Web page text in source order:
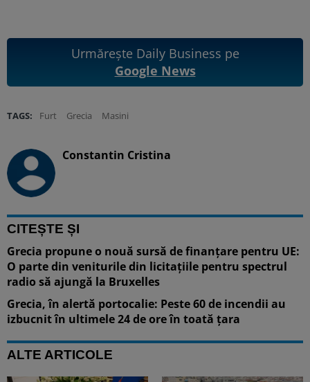
Urmărește Daily Business pe
Google News
TAGS: Furt Grecia Masini
Constantin Cristina
CITEȘTE ȘI
Grecia propune o nouă sursă de finanțare pentru UE:
O parte din veniturile din licitațiile pentru spectrul
radio să ajungă la Bruxelles
Grecia, în alertă portocalie: Peste 60 de incendii au
izbucnit în ultimele 24 de ore în toată țara
ALTE ARTICOLE